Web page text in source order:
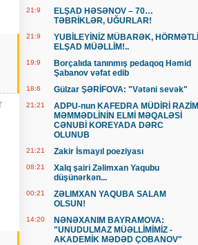
21:9
ELŞAD HƏSƏNOV – 70…
TƏBRİKLƏR, UĞURLAR!
21:9
YUBİLEYİNİZ MÜBARƏK, HÖRMƏTLİ
ELŞAD MÜƏLLİM!..
19:9
Borçalıda tanınmış pedaqoq Həmid
Şabanov vəfat edib
18:6 Gülzar ŞƏRİFOVA: "Vətəni sevək"
21:21
ADPU-nun KAFEDRA MÜDİRİ RAZİM
MƏMMƏDLİNİN ELMİ MƏQALƏSİ
CƏNUBİ KOREYADA DƏRC
OLUNUB
21:21 Zakir İsmayıl poeziyası
08:21
Xalq şairi Zəlimxan Yaqubu
düşünərkən...
00:21
ZƏLIMXAN YAQUBA SALAM
OLSUN!
14:20
NƏNƏXANIM BAYRAMOVA:
"UNUDULMAZ MÜƏLLİMİMİZ -
AKADEMİK MƏDƏD ÇOBANOV"